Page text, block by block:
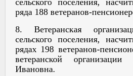
ряда 188 ветеранов-
8. Ветеранская
сельского поселения,
рядах 198 ветеранов-
ветеранской организации
Ивановна.